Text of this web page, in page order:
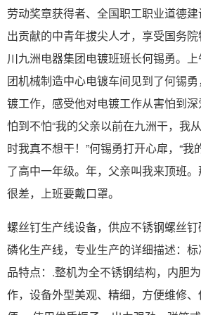
劳动奖章获得者、全国职工职业道德
出贡献的中青年拔尖人才，享受国务
川九洲电器集团电镀班班长何锡勇。
团机械制造中心电镀车间见到了何锡
镀工作，感受他对电镀工作从害怕到
怕到不怕“我的父亲以前在九洲干，我
时我真不想干！”何锡勇打开心扉，“
了高中一年级。年，父亲叫我来顶班
很差，上班要戴口罩。
螺丝钉生产线设备，供应不锈钢螺丝
磷化生产线，专业生产的详细描述：
品特点：.整机为全不锈钢结构，内胆
作，设备外型美观、精细，方便维修